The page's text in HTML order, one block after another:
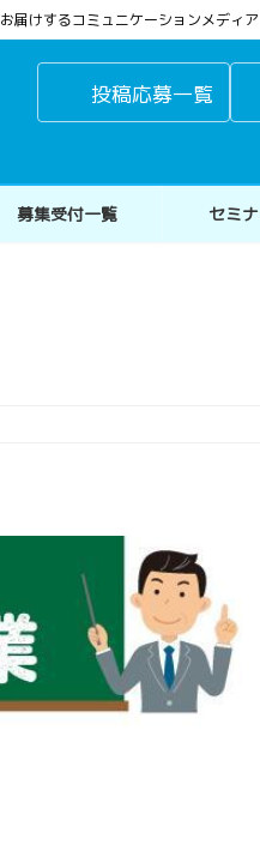
届けするコミュニケーションメディア
投稿応募一覧
募集受付一覧 セミ